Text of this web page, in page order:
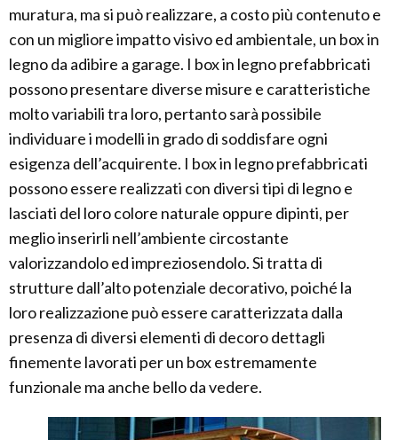
muratura, ma si può realizzare, a costo più contenuto e
con un migliore impatto visivo ed ambientale, un box in
legno da adibire a garage. I box in legno prefabbricati
possono presentare diverse misure e caratteristiche
molto variabili tra loro, pertanto sarà possibile
individuare i modelli in grado di soddisfare ogni
esigenza dell’acquirente. I box in legno prefabbricati
possono essere realizzati con diversi tipi di legno e
lasciati del loro colore naturale oppure dipinti, per
meglio inserirli nell’ambiente circostante
valorizzandolo ed impreziosendolo. Si tratta di
strutture dall’alto potenziale decorativo, poiché la
loro realizzazione può essere caratterizzata dalla
presenza di diversi elementi di decoro dettagli
finemente lavorati per un box estremamente
funzionale ma anche bello da vedere.